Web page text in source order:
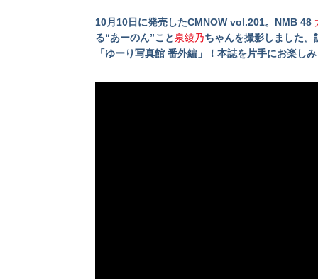
10月10日に発売したCMNOW vol.201。NMB 48
る“あーのん”こと泉綾乃ちゃんを撮影しました
「ゆーり写真館 番外編」！本誌を片手にお楽